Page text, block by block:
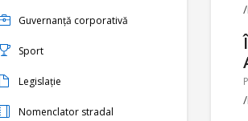
Guvernanță corporativă
Sport
Legislație
Nomenclator stradal